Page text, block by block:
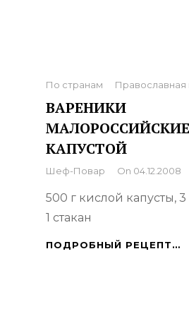
Categories
По странам Православная
ВАРЕНИКИ
КАПУСТОЙ
By
Шеф-Повар On 04.12.2008
500 г кислой капусты,
1 стакан
ПОДРОБНЫЙ РЕЦЕПТ…